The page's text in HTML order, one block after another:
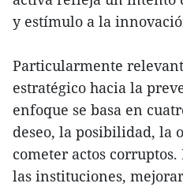
y estímulo a la
Particularmente
estratégico hacia la
enfoque se basa en
deseo, la posibilidad, la
cometer actos
las instituciones,